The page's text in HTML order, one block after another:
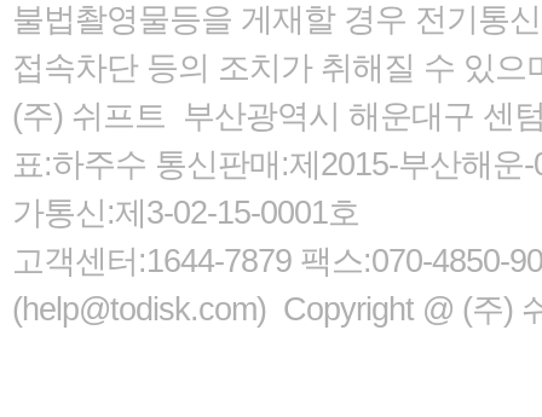
불법촬영물등을 게재할 경우 전기통
접속차단 등의 조치가 취해질 수 있으
(주) 쉬프트 부산광역시 해운대구 센
표:하주수 통신판매:제2015-부산해
가통신:제3-02-15-0001호
고객센터:1644-7879 팩스:070-4850-
(help@todisk.com) Copyright @ (주)